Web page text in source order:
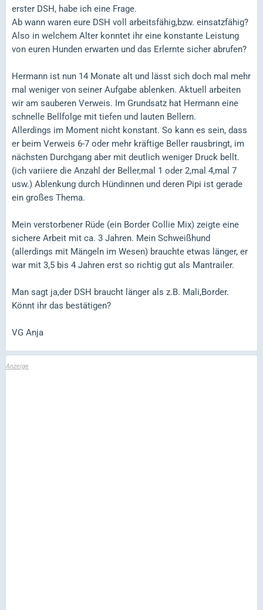
erster DSH, habe ich eine Frage.
Ab wann waren eure DSH voll arbeitsfähig,bzw. einsatzfähig?
Also in welchem Alter konntet ihr eine konstante Leistung
von euren Hunden erwarten und das Erlernte sicher abrufen?
Hermann ist nun 14 Monate alt und lässt sich doch mal mehr
mal weniger von seiner Aufgabe ablenken. Aktuell arbeiten
wir am sauberen Verweis. Im Grundsatz hat Hermann eine
schnelle Bellfolge mit tiefen und lauten Bellern.
Allerdings im Moment nicht konstant. So kann es sein, dass
er beim Verweis 6-7 oder mehr kräftige Beller rausbringt, im
nächsten Durchgang aber mit deutlich weniger Druck bellt.
(ich variiere die Anzahl der Beller,mal 1 oder 2,mal 4,mal 7
usw.) Ablenkung durch Hündinnen und deren Pipi ist gerade
ein großes Thema.
Mein verstorbener Rüde (ein Border Collie Mix) zeigte eine
sichere Arbeit mit ca. 3 Jahren. Mein Schweißhund
(allerdings mit Mängeln im Wesen) brauchte etwas länger, er
war mit 3,5 bis 4 Jahren erst so richtig gut als Mantrailer.
Man sagt ja,der DSH braucht länger als z.B. Mali,Border.
Könnt ihr das bestätigen?
VG Anja